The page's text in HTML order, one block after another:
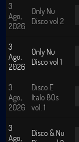
3
Ago,
2026
Only Nu
Disco vol 2
3
Ago,
2026
Only Nu
Disco vol 1
3
Ago,
2026
Disco E
Italo 80s
vol. 1
3
Ago,
Disco & Nu